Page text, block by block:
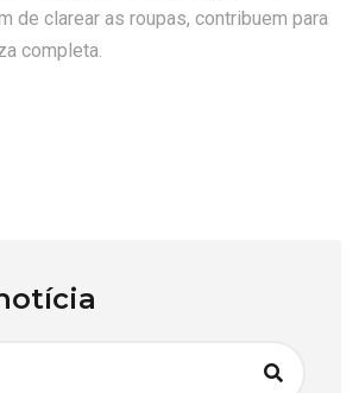
de clarear as roupas, contribuem para
completa.